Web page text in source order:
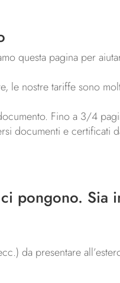
questa pagina per
le nostre tariffe sono
Fino a 3/4
documenti e certificati
pongono. Sia
da presentare